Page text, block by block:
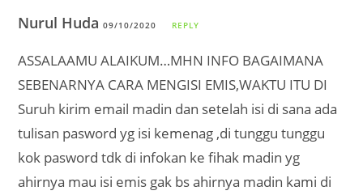
Nurul Huda09/10/2020 REPLY
ASSALAAMU ALAIKUM…MHN INFO BAGAIMANA
SEBENARNYA CARA MENGISI EMIS,WAKTU ITU DI
Suruh kirim email madin dan setelah isi di sana ada
tulisan pasword yg isi kemenag ,di tunggu tunggu
kok pasword tdk di infokan ke fihak madin yg
ahirnya mau isi emis gak bs ahirnya madin kami di